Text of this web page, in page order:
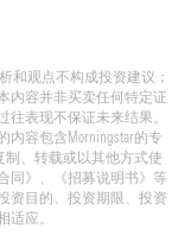
和观点不构成投资建议；
内容并非买卖任何特定证
表现不保证未来结果。
内容包含Morningstar的专
制、转载或以其他方式使
同》、《招募说明书》等
资目的、投资期限、投资
应。